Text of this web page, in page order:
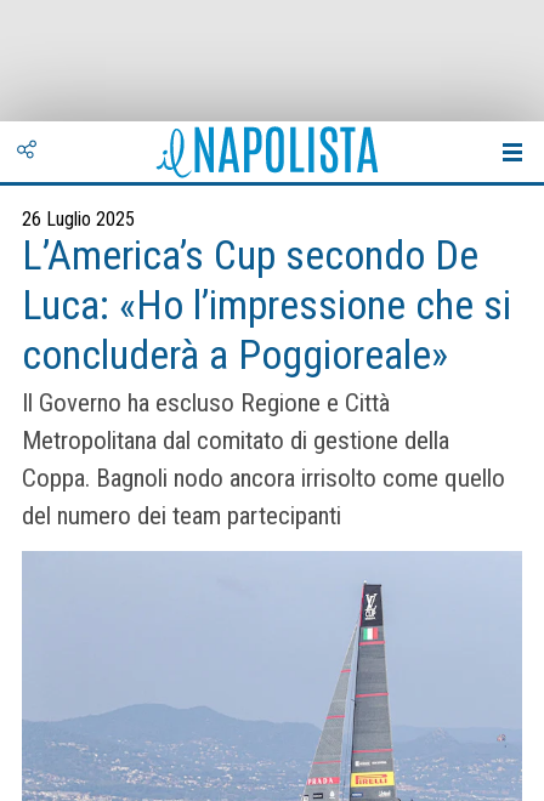
26 Luglio 2025
L’America’s Cup secondo De
Luca: «Ho l’impressione che si
concluderà a Poggioreale»
Il Governo ha escluso Regione e Città
Metropolitana dal comitato di gestione della
Coppa. Bagnoli nodo ancora irrisolto come quello
del numero dei team partecipanti